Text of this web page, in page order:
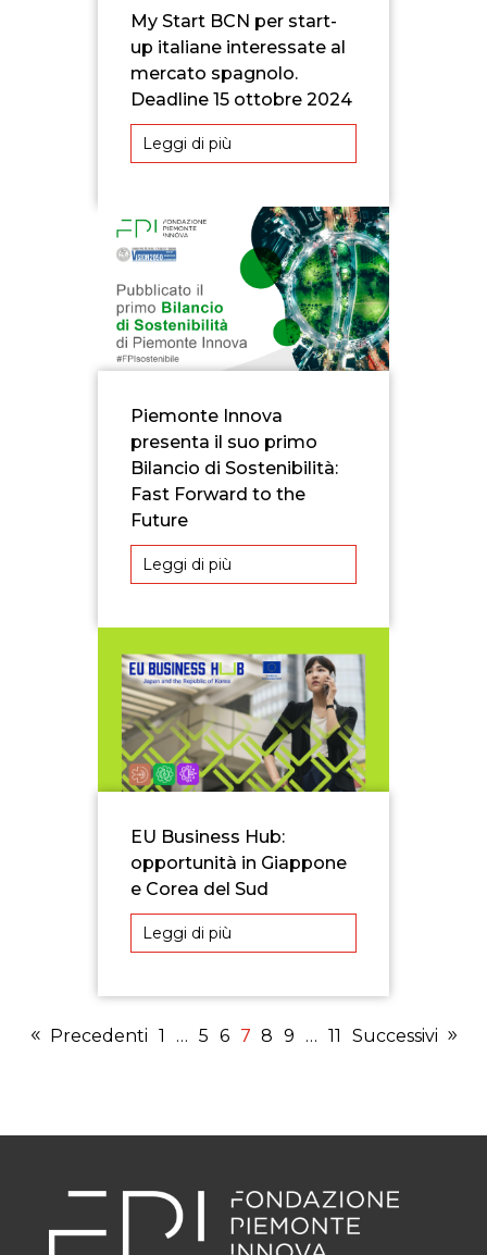
My Start BCN per start-
up italiane interessate al
mercato spagnolo.
Deadline 15 ottobre 2024
Leggi di più
Piemonte Innova
presenta il suo primo
Bilancio di Sostenibilità:
Fast Forward to the
Future
Leggi di più
EU Business Hub:
opportunità in Giappone
e Corea del Sud
Leggi di più
Precedenti 1 … 5 6 7 8 9 … 11 Successivi